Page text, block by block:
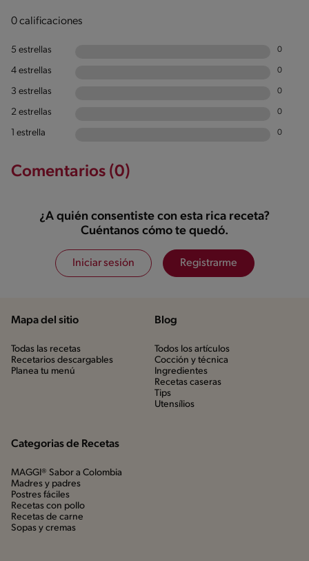
0 calificaciones
5 estrellas 0
4 estrellas 0
3 estrellas 0
2 estrellas 0
1 estrella 0
Comentarios (0)
¿A quién consentiste con esta rica receta?
Cuéntanos cómo te quedó.
Iniciar sesión Registrarme
Mapa del sitio
Todas las recetas
Recetarios descargables
Planea tu menú
Blog
Todos los artículos
Cocción y técnica
Ingredientes
Recetas caseras
Tips
Utensílios
Categorias de Recetas
MAGGI® Sabor a Colombia
Madres y padres
Postres fáciles
Recetas con pollo
Recetas de carne
Sopas y cremas